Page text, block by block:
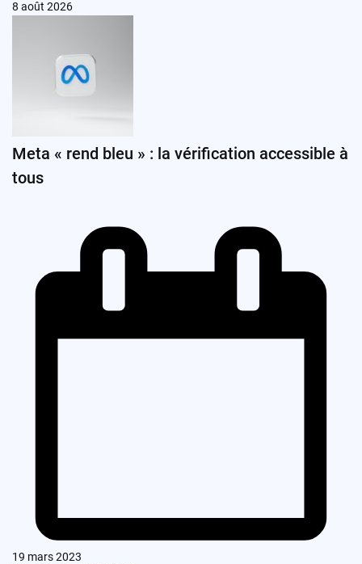
8 août 2026
Meta « rend bleu » : la vérification accessible à
tous
19 mars 2023